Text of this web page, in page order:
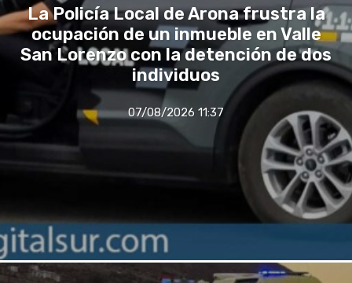
La Policía Local de Arona frustra la
ocupación de un inmueble en Valle
San Lorenzo con la detención de dos
individuos
07/08/2026 11:37